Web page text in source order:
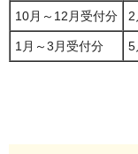
10月～12月受付分 2
1月～3月受付分 5